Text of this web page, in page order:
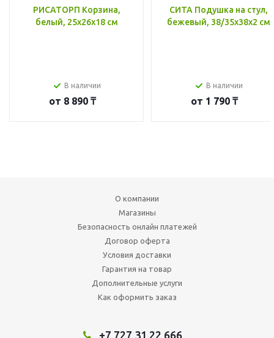
РИСАТОРП Корзина,
белый, 25x26x18 см
В наличии
от 8 890 ₸
СИТА Подушка на стул,
бежевый, 38/35x38x2 см
В наличии
от 1 790 ₸
О компании
Магазины
Безопасность онлайн платежей
Договор оферта
Условия доставки
Гарантия на товар
Дополнительные услуги
Как оформить заказ
+7 727 31 22 666